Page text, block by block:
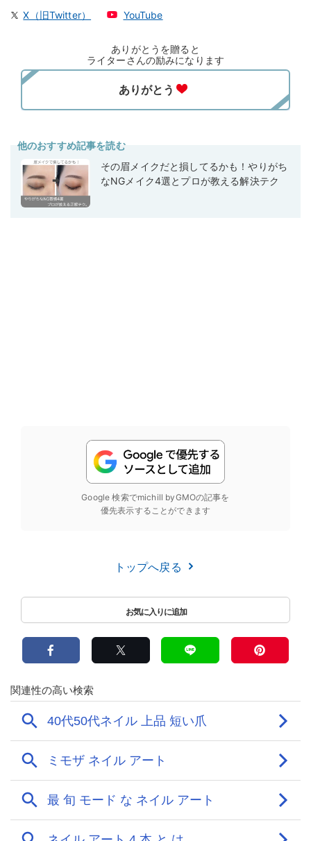
X（旧Twitter） YouTube
ありがとうを贈ると
ライターさんの励みになります
他のおすすめ記事を読む
その眉メイクだと損してるかも！やりがち
なNGメイク4選とプロが教える解決テク
Google 検索でmichill byGMOの記事を
優先表示することができます
トップへ戻る